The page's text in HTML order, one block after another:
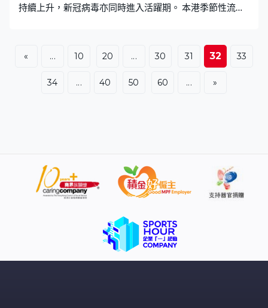
持續上升，新冠病毒亦同時進入活躍期。 本港季節性流感
型H3流感。衞生防護中心傳染病處主任歐家榮：「本地流
感活躍程度處於上升趨勢，並且已經超越基線水平，確定
香港已經踏入流感季節。有H1和乙型病毒共同流行，我們
案，七成個案來自學校，本周亦出現2宗兒童嚴重個案。中
心預料流感入院數字、院舍及學校爆發個案會在未來數周
進一步上升。 另外新冠病毒活躍程度亦同時上升，5月起
兒童新冠嚴重個案，他們皆未曾接種新冠疫苗。衞生防護
中心緊急應變及項目管理處主任梁耀康：「整體完成初次
« ... 10 20 ... 30 31 32 33
34 ... 40 50 60 ... »